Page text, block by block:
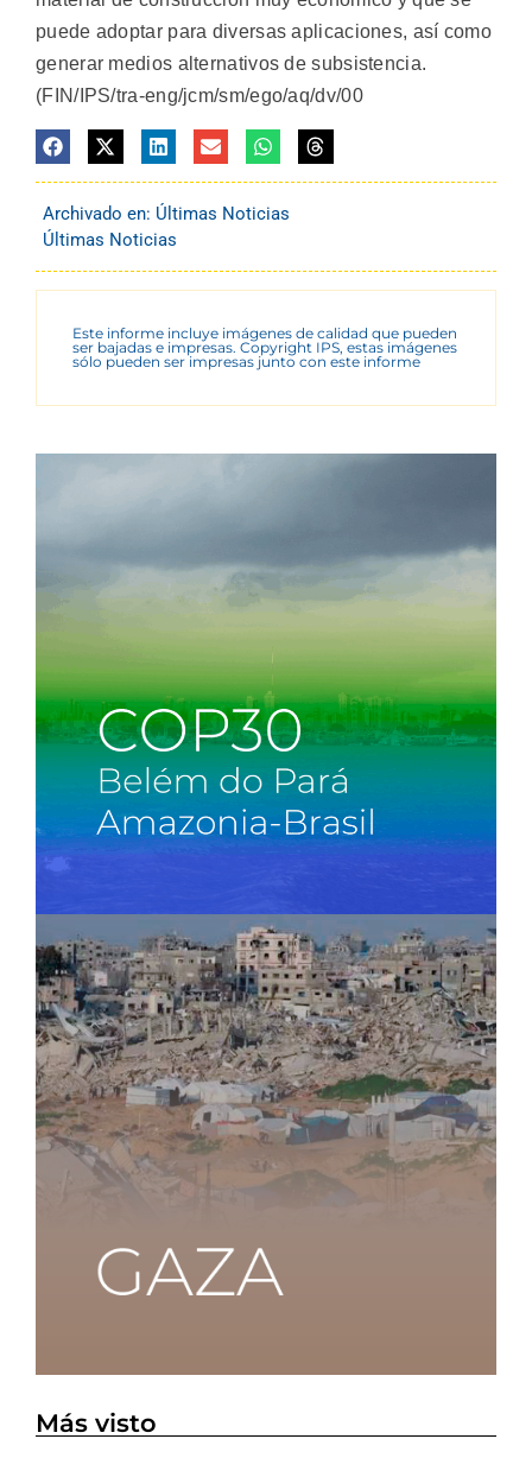
puede adoptar para diversas aplicaciones, así como
generar medios alternativos de subsistencia.
(FIN/IPS/tra-eng/jcm/sm/ego/aq/dv/00
Archivado en: Últimas Noticias
Últimas Noticias
Este informe incluye imágenes de calidad que pueden
ser bajadas e impresas. Copyright IPS, estas imágenes
sólo pueden ser impresas junto con este informe
Más visto